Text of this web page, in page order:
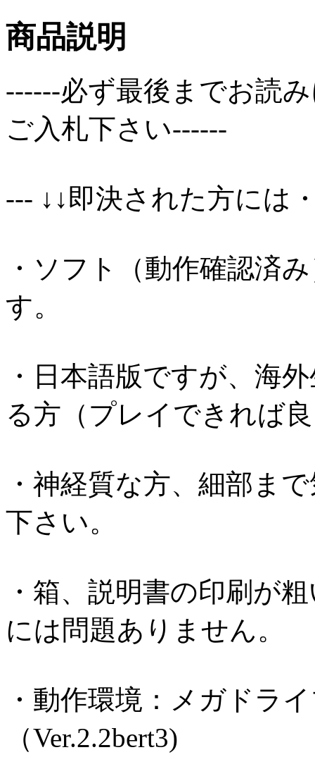
商品説明
------必ず最後までお読
ご入札下さい------
--- ↓↓即決された方には
・ソフト（動作確認済
す。
・日本語版ですが、海
る方（プレイできれば
・神経質な方、細部ま
下さい。
・箱、説明書の印刷が
には問題ありません。
・動作環境：メガドラ
（Ver.2.2bert3)